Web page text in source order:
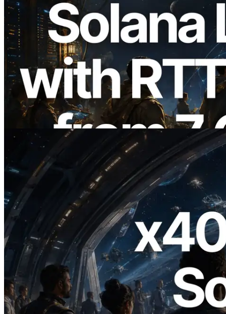
2026.08.05
ERPC étend l’API Solana Leader Slot
avec la mesure du ping depuis 7 régions
du monde — l’API Validators
Information est également lancée
2026.07.04
ERPC lance un RPC Solana compatible
x402 — L'ère où les agents IA paient à la
demande les API dont ils ont besoin